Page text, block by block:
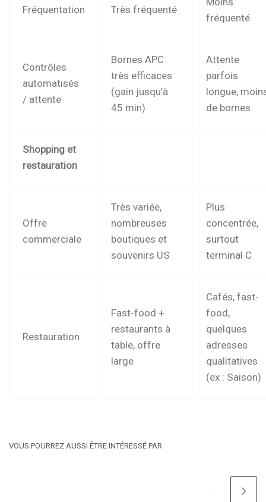
Fréquentation Très fréquenté
fréquenté
Contrôles
automatisés
/ attente
Bornes APC
très efficaces
(gain jusqu’à
45 min)
Attente
parfois
longue,
de bornes
Shopping et
restauration
Offre
commerciale
Très variée,
nombreuses
boutiques et
souvenirs US
Plus
concentrée,
surtout
terminal C
Restauration
Fast-food +
restaurants à
table, offre
large
Cafés, fast-
food,
quelques
adresses
qualitatives
(ex : Saison)
VOUS POURREZ AUSSI ÊTRE INTÉRESSÉ PAR